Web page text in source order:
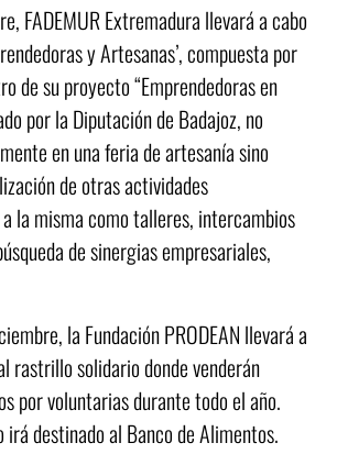
FADEMUR Extremadura llevará a cabo
y Artesanas’, compuesta por
de su proyecto “Emprendedoras en
por la Diputación de Badajoz, no
en una feria de artesanía sino
de otras actividades
la misma como talleres, intercambios
de sinergias empresariales,
la Fundación PRODEAN llevará a
rastrillo solidario donde venderán
por voluntarias durante todo el año.
irá destinado al Banco de Alimentos.